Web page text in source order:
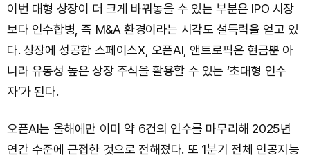
이번 대형 상장이 더 크게 바꿔놓을 수 있는 부분은 IPO 시장
보다 인수합병, 즉 M&A 환경이라는 시각도 설득력을 얻고 있
다. 상장에 성공한 스페이스X, 오픈AI, 앤트로픽은 현금뿐 아
니라 유동성 높은 상장 주식을 활용할 수 있는 ‘초대형 인수
자’가 된다.
오픈AI는 올해에만 이미 약 6건의 인수를 마무리해 2025년
연간 수준에 근접한 것으로 전해졌다. 또 1분기 전체 인공지능